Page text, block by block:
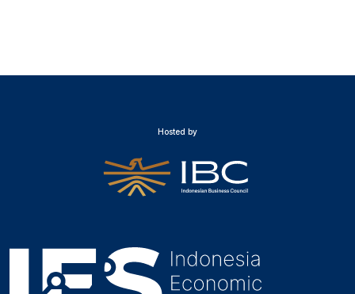
Hosted by